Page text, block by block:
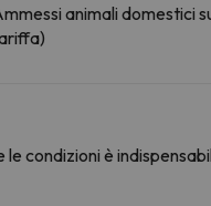
animali domestici
condizioni è